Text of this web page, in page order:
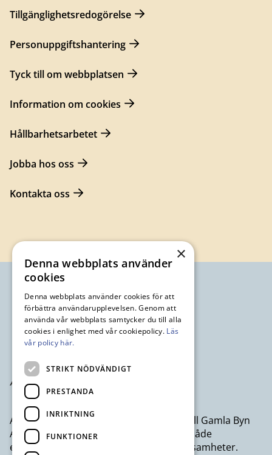
Tillgänglighetsredogörelse
Personuppgiftshantering
Tyck till om webbplatsen
Information om cookies
Hållbarhetsarbetet
Jobba hos oss
Kontakta oss
Avesta Industristad AB ett dotterbolag till Gamla Byn
AB som erbjuder kontor och lokaler till både
egenföretagare och större företagsverksamheter.
×
Denna webbplats använder
cookies
Denna webbplats använder cookies för att
förbättra användarupplevelsen. Genom att
använda vår webbplats samtycker du till alla
cookies i enlighet med vår cookiepolicy. Läs
vår policy här.
STRIKT NÖDVÄNDIGT
PRESTANDA
INRIKTNING
FUNKTIONER